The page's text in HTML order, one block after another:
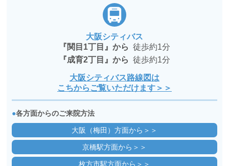
大阪シティバス
『関目1丁目』から 徒歩約1分
『成育2丁目』から 徒歩約1分
大阪シティバス路線図は
こちからご覧いただけます＞＞
●各方面からのご来院方法
大阪（梅田）方面から＞＞
京橋駅方面から＞＞
枚方市駅方面から＞＞